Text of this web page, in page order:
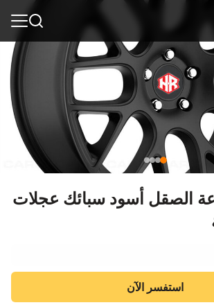
الصقل أسود سبائك عجلات
استفسر الآن